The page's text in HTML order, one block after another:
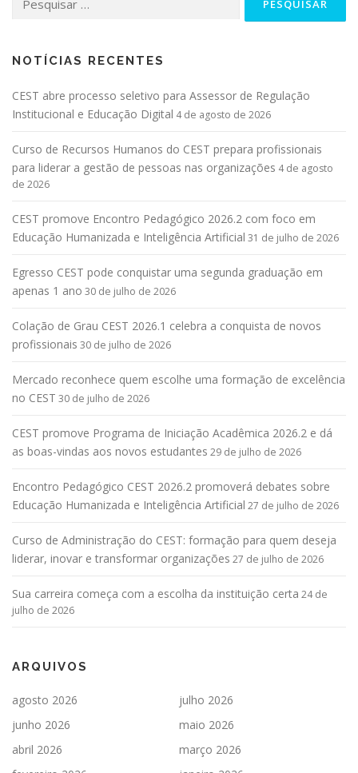
NOTÍCIAS RECENTES
CEST abre processo seletivo para Assessor de Regulação
Institucional e Educação Digital 4 de agosto de 2026
Curso de Recursos Humanos do CEST prepara profissionais
para liderar a gestão de pessoas nas organizações 4 de agosto
de 2026
CEST promove Encontro Pedagógico 2026.2 com foco em
Educação Humanizada e Inteligência Artificial 31 de julho de 2026
Egresso CEST pode conquistar uma segunda graduação em
apenas 1 ano 30 de julho de 2026
Colação de Grau CEST 2026.1 celebra a conquista de novos
profissionais 30 de julho de 2026
Mercado reconhece quem escolhe uma formação de excelência
no CEST 30 de julho de 2026
CEST promove Programa de Iniciação Acadêmica 2026.2 e dá
as boas-vindas aos novos estudantes 29 de julho de 2026
Encontro Pedagógico CEST 2026.2 promoverá debates sobre
Educação Humanizada e Inteligência Artificial 27 de julho de 2026
Curso de Administração do CEST: formação para quem deseja
liderar, inovar e transformar organizações 27 de julho de 2026
Sua carreira começa com a escolha da instituição certa 24 de
julho de 2026
ARQUIVOS
agosto 2026
julho 2026
junho 2026
maio 2026
abril 2026
março 2026